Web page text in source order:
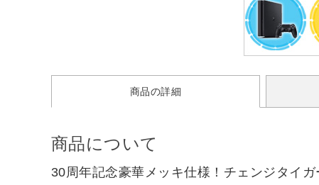
商品の詳細
商品について
30周年記念豪華メッキ仕様！チェンジタイ